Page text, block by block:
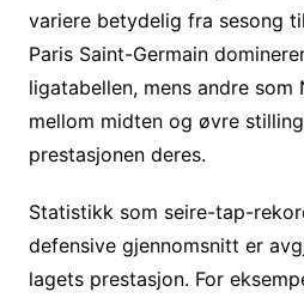
variere betydelig fra sesong
Paris Saint-Germain
ligatabellen, mens andre som
mellom midten og øvre
prestasjonen deres.
Statistikk som seire-tap-
defensive gjennomsnitt er
lagets prestasjon. For